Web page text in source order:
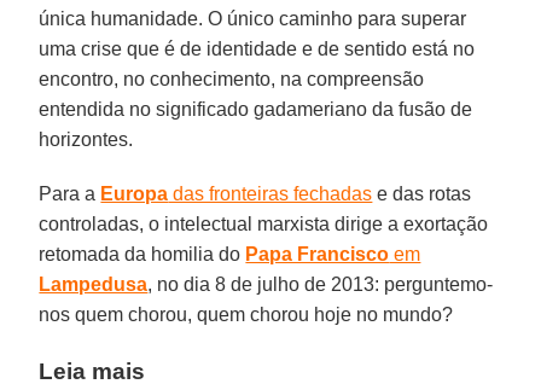
única humanidade. O único caminho para superar
uma crise que é de identidade e de sentido está no
encontro, no conhecimento, na compreensão
entendida no significado gadameriano da fusão de
horizontes.
Para a Europa das fronteiras fechadas e das rotas
controladas, o intelectual marxista dirige a exortação
retomada da homilia do Papa Francisco em
Lampedusa, no dia 8 de julho de 2013: perguntemo-
nos quem chorou, quem chorou hoje no mundo?
Leia mais